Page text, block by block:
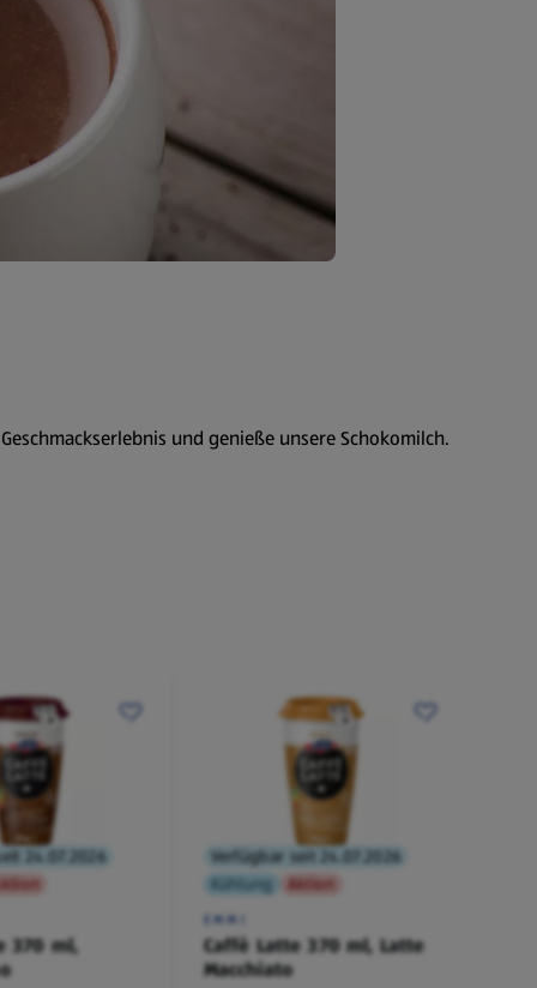
und genieße unsere Schokomilch.
24.07.2026
370 ml,
Verfügbar seit 24.07.2026
Kühlung
Aktion
EMMI
Caffè Latte 370 ml, Latte
Macchiato